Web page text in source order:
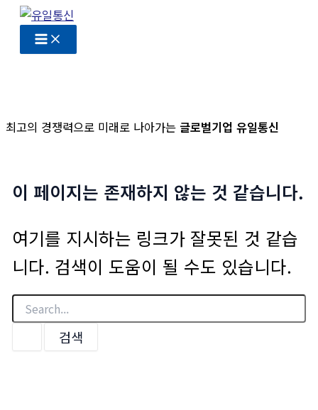
뛰
최고의 경쟁력으로 미래로 나아가는 글로벌기업 유일통신
이 페이지는 존재하지 않는 것 같습니다.
여기를 지시하는 링크가 잘못된 것 같습
니다. 검색이 도움이 될 수도 있습니다.
검